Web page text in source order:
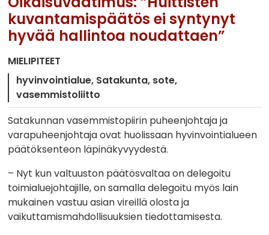
kuvantamispäätös ei syntynyt
hyvää hallintoa noudattaen”
MIELIPITEET
hyvinvointialue Satakunta sote
vasemmistoliitto
Satakunnan vasemmistopiirin puheenjohtaja ja
varapuheenjohtaja ovat huolissaan hyvinvointialueen
päätöksenteon läpinäkyvyydestä.
– Nyt kun valtuuston päätösvaltaa on delegoitu
toimialuejohtajille, on samalla delegoitu myös lain
mukainen vastuu asian vireillä olosta ja
vaikuttamismahdollisuuksien tiedottamisesta.